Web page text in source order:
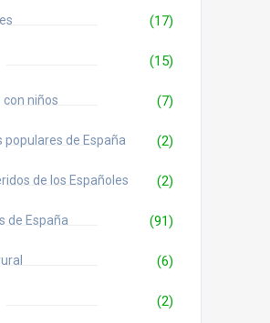
(17)
(15)
con niños (7)
populares de España (2)
de los Españoles (2)
de España (91)
(6)
(2)